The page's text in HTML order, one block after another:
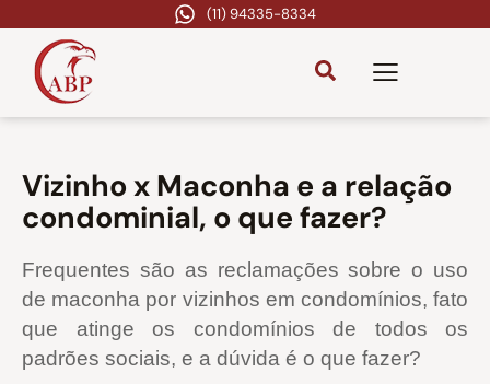
(11) 94335-8334
Vizinho x Maconha e a relação
condominial, o que fazer?
Frequentes são as reclamações sobre o uso
de maconha por vizinhos em condomínios, fato
que atinge os condomínios de todos os
padrões sociais, e a dúvida é o que fazer?